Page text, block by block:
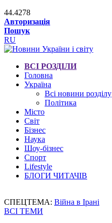
44.4278
Авторизація
Пошук
RU
ВСІ РОЗДІЛИ
Головна
Україна
Всі новини розділу
Політика
Місто
Світ
Бізнес
Наука
Шоу-бізнес
Спорт
Lifestyle
БЛОГИ ЧИТАЧІВ
СПЕЦТЕМА: Війна в Ірані
ВСІ ТЕМИ